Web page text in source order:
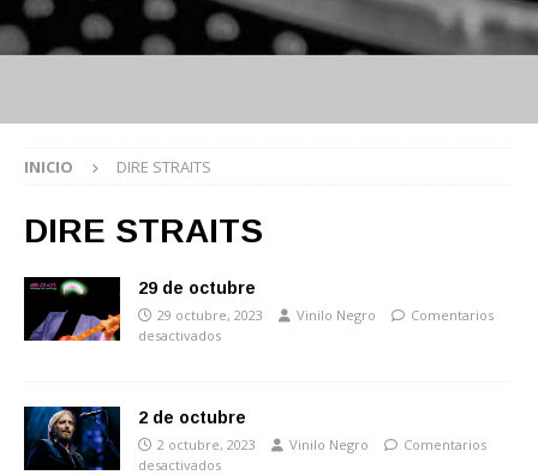
INICIO DIRE STRAITS
DIRE STRAITS
29 de octubre
29 octubre, 2023 Vinilo Negro
Comentarios
desactivados
2 de octubre
2 octubre, 2023 Vinilo Negro
Comentarios
desactivados